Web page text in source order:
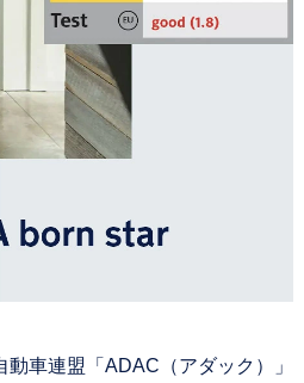
車連盟「ADAC（アダック）」